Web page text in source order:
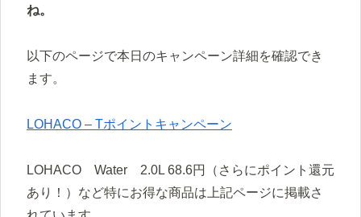
ね。
以下のページで本日のキャンペーン詳細を確認でき
ます。
LOHACO – Tポイントキャンペーン
LOHACO Water 2.0L 68.6円（さらにポイント還元
あり！）など特にお得な商品は上記ページに掲載さ